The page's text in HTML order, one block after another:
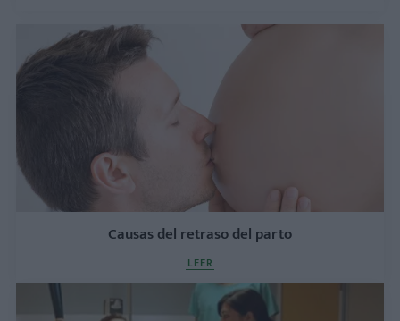
Causas del retraso del parto
LEER